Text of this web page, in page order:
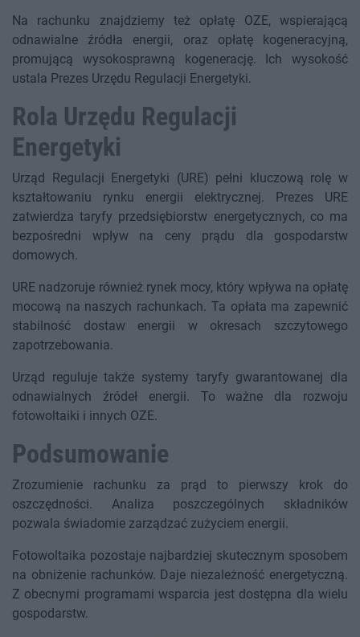
Na rachunku znajdziemy też opłatę OZE, wspierającą
odnawialne źródła energii, oraz opłatę kogeneracyjną,
promującą wysokosprawną kogenerację. Ich wysokość
ustala Prezes Urzędu Regulacji Energetyki.
Rola Urzędu Regulacji
Energetyki
Urząd Regulacji Energetyki (URE) pełni kluczową rolę w
kształtowaniu rynku energii elektrycznej. Prezes URE
zatwierdza taryfy przedsiębiorstw energetycznych, co ma
bezpośredni wpływ na ceny prądu dla gospodarstw
domowych.
URE nadzoruje również rynek mocy, który wpływa na opłatę
mocową na naszych rachunkach. Ta opłata ma zapewnić
stabilność dostaw energii w okresach szczytowego
zapotrzebowania.
Urząd reguluje także systemy taryfy gwarantowanej dla
odnawialnych źródeł energii. To ważne dla rozwoju
fotowoltaiki i innych OZE.
Podsumowanie
Zrozumienie rachunku za prąd to pierwszy krok do
oszczędności. Analiza poszczególnych składników
pozwala świadomie zarządzać zużyciem energii.
Fotowoltaika pozostaje najbardziej skutecznym sposobem
na obniżenie rachunków. Daje niezależność energetyczną.
Z obecnymi programami wsparcia jest dostępna dla wielu
gospodarstw.